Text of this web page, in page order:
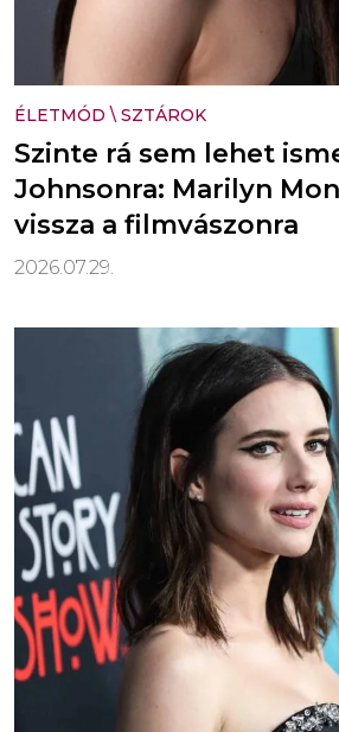
ÉLETMÓD \ SZTÁROK
Szinte rá sem lehet
Johnsonra: Marilyn
vissza a filmvászonra
2026.07.29.